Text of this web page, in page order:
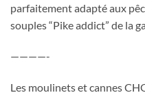
parfaitement adapté aux
souples “Pike addict” de la
————-
Les moulinets et cannes